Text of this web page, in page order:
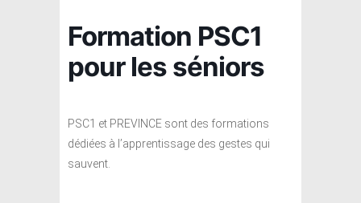
Formation PSC1
pour les séniors
PSC1 et PREVINCE sont des formations
dédiées à l’apprentissage des gestes qui
sauvent.